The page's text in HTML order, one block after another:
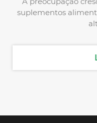
suplementos